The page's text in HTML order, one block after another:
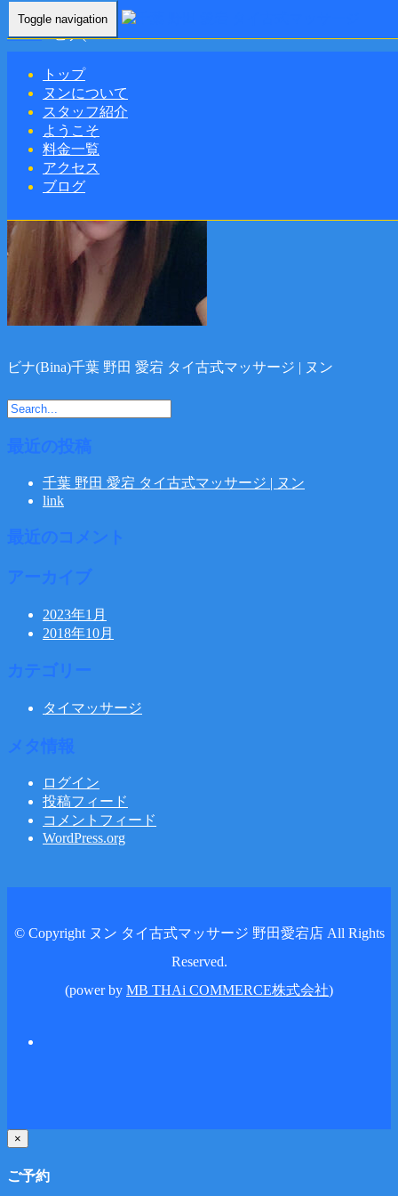
Toggle navigation
トップ
ヌンについて
スタッフ紹介
ようこそ
料金一覧
アクセス
ブログ
Home-ビナ(…
ビナ(Bina)千葉 野田 愛宕 タイ古式マッサージ | ヌン
最近の投稿
千葉 野田 愛宕 タイ古式マッサージ | ヌン
link
最近のコメント
アーカイブ
2023年1月
2018年10月
カテゴリー
タイマッサージ
メタ情報
ログイン
投稿フィード
コメントフィード
WordPress.org
© Copyright ヌン タイ古式マッサージ 野田愛宕店 All Rights
Reserved.
(power by MB THAi COMMERCE株式会社)
×
ご予約